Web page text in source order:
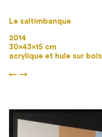
Le saltimbanque
2014
30×43×15 cm
acrylique et hule sur
← →